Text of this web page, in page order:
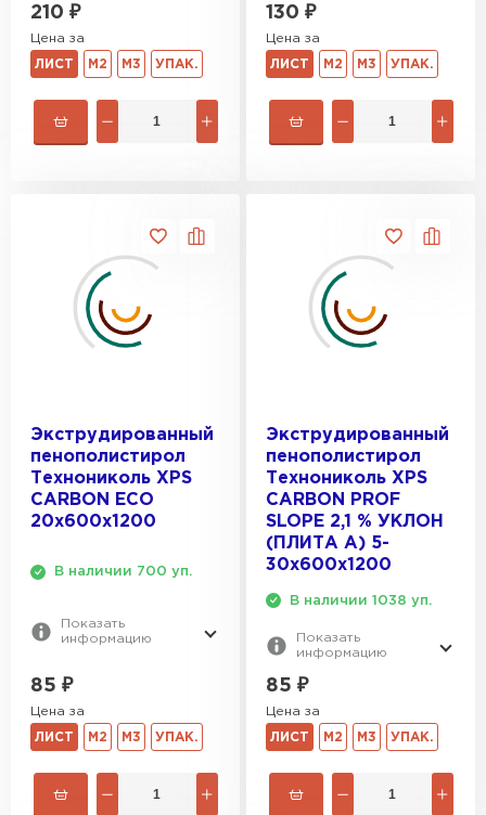
210 ₽
Цена за
ЛИСТ М2 М3 УПАК.
130 ₽
Цена за
ЛИСТ М2 М3 УПАК.
Экструдированный
пенополистирол
Технониколь XPS
CARBON ECO
20х600х1200
В наличии 700 уп.
Показать
информацию
85 ₽
Цена за
ЛИСТ М2 М3 УПАК.
Экструдированный
пенополистирол
Технониколь XPS
CARBON PROF
SLOPE 2,1 % УКЛОН
(ПЛИТА А) 5-
30х600х1200
В наличии 1038 уп.
Показать
информацию
85 ₽
Цена за
ЛИСТ М2 М3 УПАК.